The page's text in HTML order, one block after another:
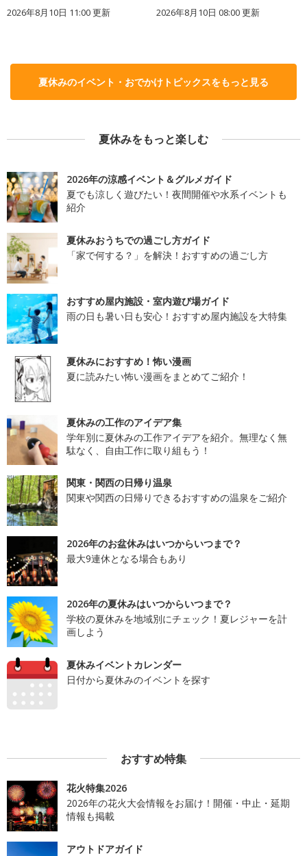
2026年8月10日 11:00更新 2026年8月10日 08:00更新
夏休みのイベント・おでかけトピックスをもっと見る
夏休みをもっと楽しむ
2026年の涼感イベント＆グルメガイド
夏でも涼しく遊びたい！夜間開催や水系イベントも
紹介
夏休みおうちでの過ごし方ガイド
「家で何する？」を解決！おすすめの過ごし方
おすすめ屋内施設・室内遊び場ガイド
雨の日も暑い日も安心！おすすめ屋内施設を大特集
夏休みにおすすめ！怖い漫画
夏に読みたい怖い漫画をまとめてご紹介！
夏休みの工作のアイデア集
学年別に夏休みの工作アイデアを紹介。無理なく無
駄なく、自由工作に取り組もう！
関東・関西の日帰り温泉
関東や関西の日帰りできるおすすめの温泉をご紹介
2026年のお盆休みはいつからいつまで？
最大9連休となる場合もあり
2026年の夏休みはいつからいつまで？
学校の夏休みを地域別にチェック！夏レジャーを計
画しよう
夏休みイベントカレンダー
日付から夏休みのイベントを探す
おすすめ特集
花火特集2026
2026年の花火大会情報をお届け！開催・中止・延期
情報も掲載
アウトドアガイド